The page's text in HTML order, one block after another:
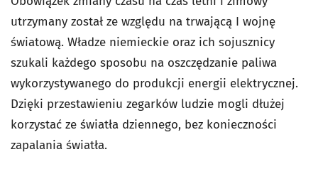
utrzymany został ze względu na trwającą I wojnę
światową. Władze niemieckie oraz ich sojusznicy
szukali każdego sposobu na oszczędzanie paliwa
wykorzystywanego do produkcji energii elektrycznej.
Dzięki przestawieniu zegarków ludzie mogli dłużej
korzystać ze światła dziennego, bez konieczności
zapalania światła.